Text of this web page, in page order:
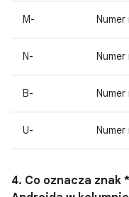
M-
N- Numer
B-
U- Numer
4. Co oznacza znak